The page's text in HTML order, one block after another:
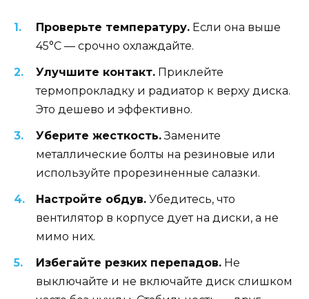
Проверьте температуру. Если она выше
45°C — срочно охлаждайте.
Улучшите контакт. Приклейте
термопрокладку и радиатор к верху диска.
Это дешево и эффективно.
Уберите жесткость.Замените
металлические болты на резиновые или
используйте прорезиненные салазки.
Настройте обдув. Убедитесь, что
вентилятор в корпусе дует на диски, а не
мимо них.
Избегайте резких перепадов. Не
выключайте и не включайте диск слишком